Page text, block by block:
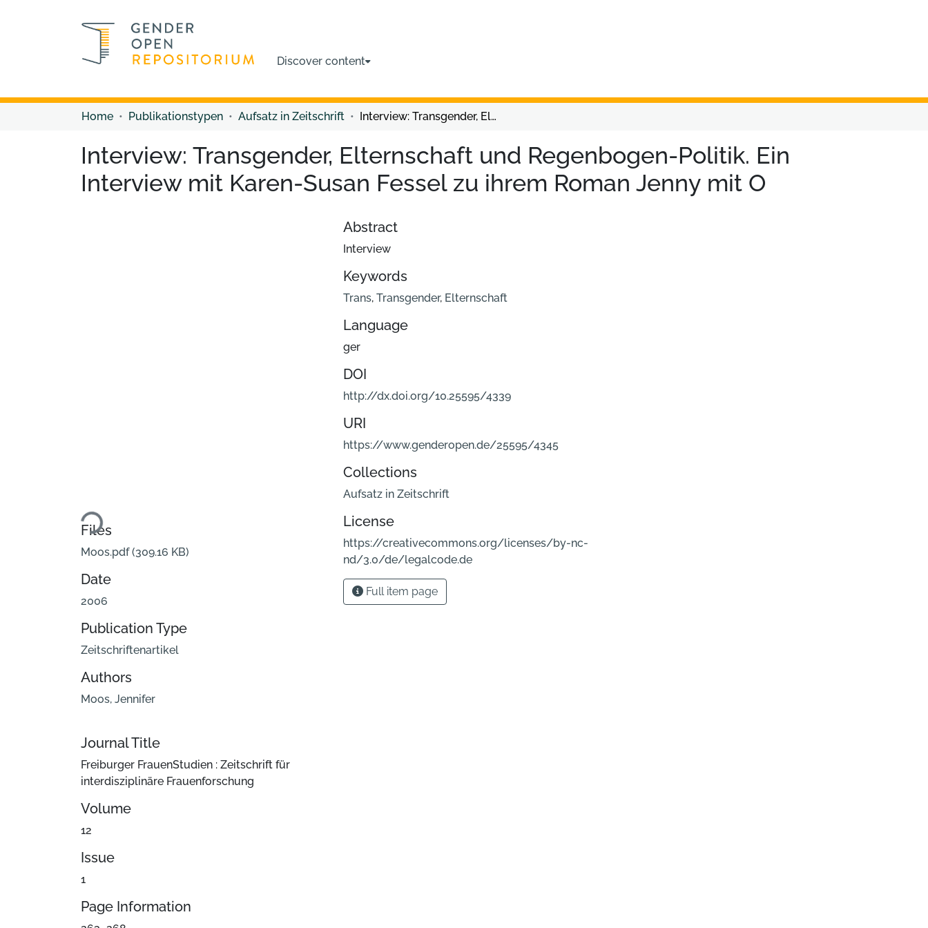
Discover content
Home Publikationstypen Aufsatz in Zeitschrift Interview: Transgender, Elternschaft und Regenbogen-Politik. Ein Interview mit Karen-Susan Fessel zu ihrem Roman Jenny mit O
Interview: Transgender, Elternschaft und Regenbogen-Politik. Ein
Interview mit Karen-Susan Fessel zu ihrem Roman Jenny mit O
Loading...
Files
Moos.pdf(309.16 KB)
Date
2006
Publication Type
Zeitschriftenartikel
Authors
Moos, Jennifer
Journal Title
Freiburger FrauenStudien : Zeitschrift für
interdisziplinäre Frauenforschung
Volume
12
Issue
1
Page Information
Abstract
Interview
Keywords
Trans, Transgender, Elternschaft
Language
ger
DOI
http://dx.doi.org/10.25595/4339
URI
https://www.genderopen.de/25595/4345
Collections
Aufsatz in Zeitschrift
License
https://creativecommons.org/licenses/by-nc-
nd/3.0/de/legalcode.de
Full item page